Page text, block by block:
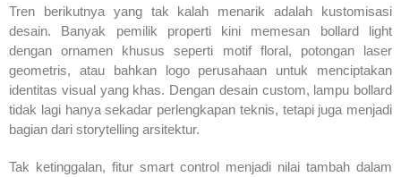
Tren berikutnya yang tak kalah menarik adalah kustomisasi
desain. Banyak pemilik properti kini memesan bollard light
dengan ornamen khusus seperti motif floral, potongan laser
geometris, atau bahkan logo perusahaan untuk menciptakan
identitas visual yang khas. Dengan desain custom, lampu bollard
tidak lagi hanya sekadar perlengkapan teknis, tetapi juga menjadi
bagian dari storytelling arsitektur.
Tak ketinggalan, fitur smart control menjadi nilai tambah dalam